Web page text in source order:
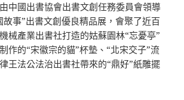
中國出書協會出書文創任務委員會領導
故事”出書文創優良精品展，會聚了近百
產業出書社打造的姑蘇園林“忘憂亭”
作的“宋徽宗的貓”杯墊、“北宋交子”流
王法公法治出書社帶來的“鼎好”紙雕擺